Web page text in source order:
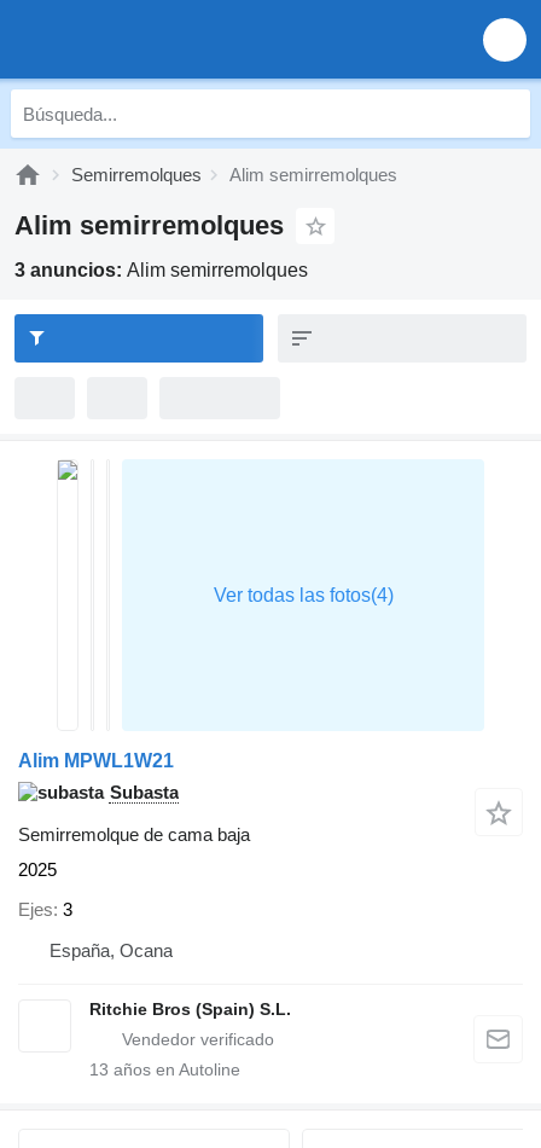
Semirremolques Alim semirremolques
Alim semirremolques
3 anuncios: Alim semirremolques
Alim MPWL1W21
Subasta
Semirremolque de cama baja
2025
Ejes 3
España, Ocana
Ritchie Bros (Spain) S.L.
13 años en Autoline